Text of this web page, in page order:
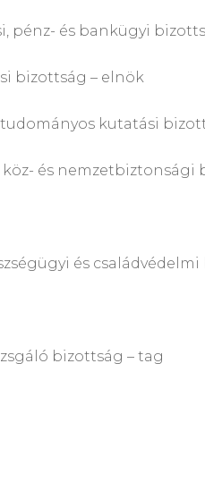
és bankügyi
– elnök
kutatási
és nemzetbiztonsági
és családvédelmi
bizottság – tag